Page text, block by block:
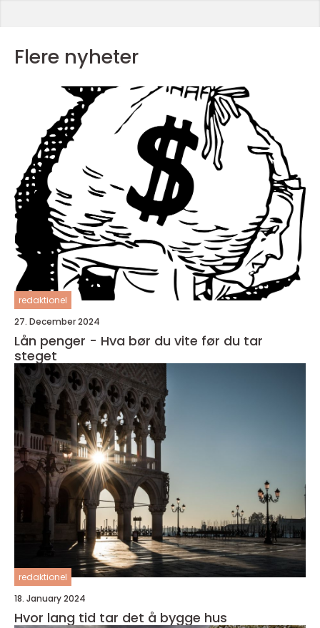
Flere nyheter
redaktionel
27. December 2024
Lån penger - Hva bør du vite før du tar
steget
redaktionel
18. January 2024
Hvor lang tid tar det å bygge hus